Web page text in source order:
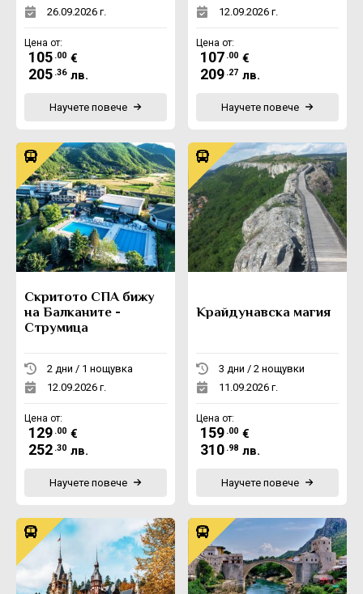
26.09.2026 г.
Цена от:
105 .00 €
205 .36 лв.
Научете повече
12.09.2026 г.
Цена от:
107 .00 €
209 .27 лв.
Научете повече
Скритото СПА бижу
на Балканите -
Струмица
2 дни / 1 нощувка
12.09.2026 г.
Цена от:
129 .00 €
252 .30 лв.
Научете повече
Крайдунавска магия
3 дни / 2 нощувки
11.09.2026 г.
Цена от:
159 .00 €
310 .98 лв.
Научете повече